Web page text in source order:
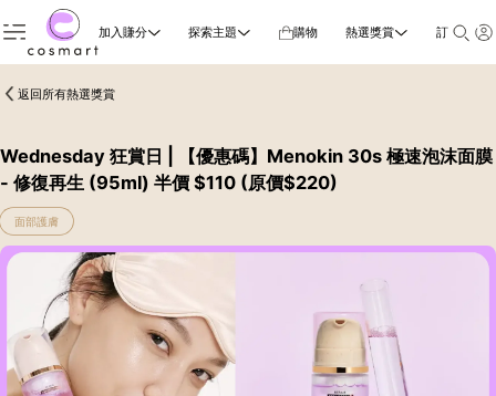
加入賺分 探索主題 購物 熱選獎賞 訂閱雜誌
返回所有熱選獎賞
Wednesday 狂賞日 | 【優惠碼】Menokin 30s 極速泡沫面膜
- 修復再生 (95ml) 半價 $110 (原價$220)
面部護膚